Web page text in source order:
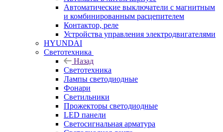
Автоматические выключатели с магнитным
и комбинированным расцепителем
Контактор, реле
Устройства управления электродвигателями
HYUNDAI
Светотехника
Назад
Светотехника
Лампы светодиодные
Фонари
Светильники
Прожекторы светодиодные
LED панели
Светосигнальная арматура